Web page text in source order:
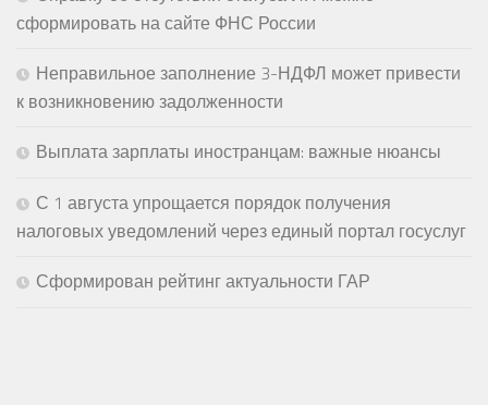
сформировать на сайте ФНС России
Неправильное заполнение 3-НДФЛ может привести
к возникновению задолженности
Выплата зарплаты иностранцам: важные нюансы
С 1 августа упрощается порядок получения
налоговых уведомлений через единый портал госуслуг
Сформирован рейтинг актуальности ГАР